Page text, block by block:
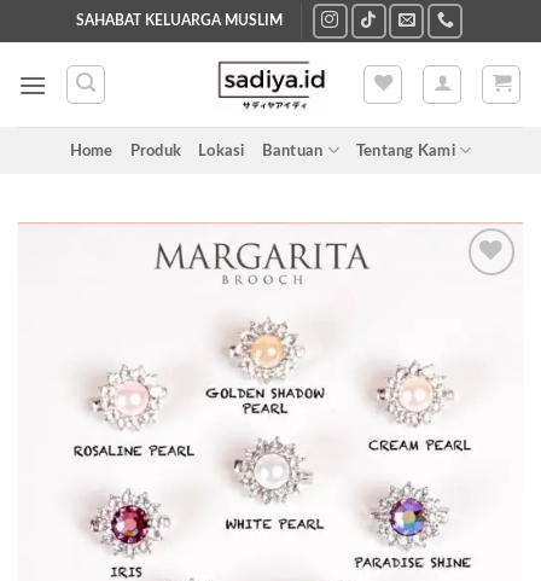
to
content
SAHABAT KELUARGA MUSLIM
Home Produk Lokasi Bantuan Tentang Kami